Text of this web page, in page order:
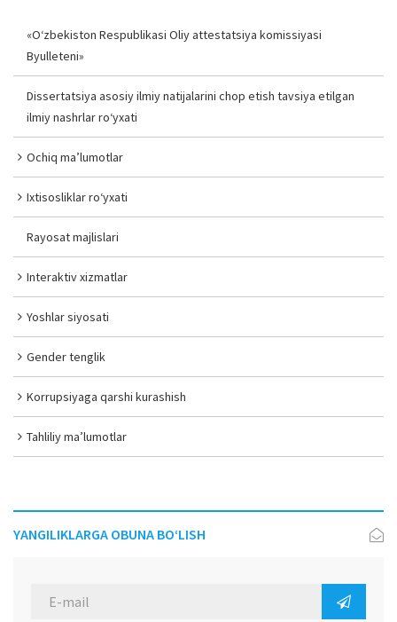
«O‘zbekiston Respublikasi Oliy attestatsiya komissiyasi
Byulleteni»
Dissertatsiya asosiy ilmiy natijalarini chop etish tavsiya etilgan
ilmiy nashrlar ro‘yxati
Ochiq ma’lumotlar
Ixtisosliklar ro‘yxati
Rayosat majlislari
Interaktiv xizmatlar
Yoshlar siyosati
Gender tenglik
Korrupsiyaga qarshi kurashish
Tahliliy ma’lumotlar
YANGILIKLARGA OBUNA BO‘LISH